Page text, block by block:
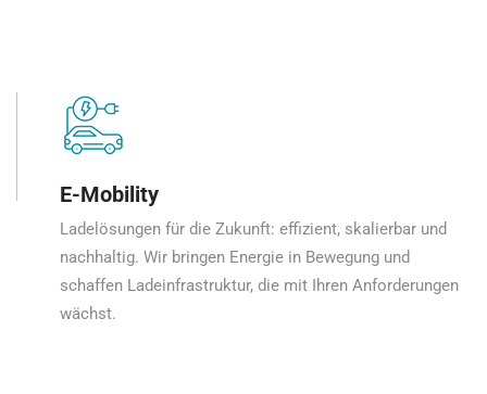
E-Mobility
Ladelösungen für die Zukunft: effizient, skalierbar und
nachhaltig. Wir bringen Energie in Bewegung und
schaffen Ladeinfrastruktur, die mit Ihren Anforderungen
wächst.